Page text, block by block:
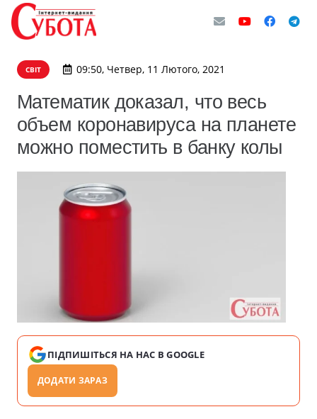
СВІТ 09:50, Четвер, 11 Лютого, 2021
Математик доказал, что весь
объем коронавируса на планете
можно поместить в банку колы
ПІДПИШІТЬСЯ НА НАС В GOOGLE
ДОДАТИ ЗАРАЗ